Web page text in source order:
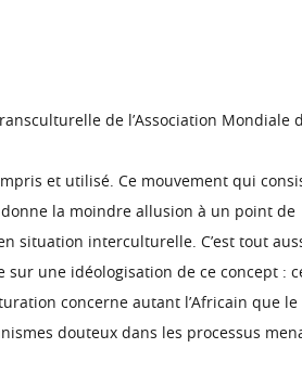
de l’Association Mondiale
et utilisé. Ce mouvement qui
la moindre allusion à un point de
situation interculturelle. C’est tout
sur une idéologisation de ce concept :
concerne autant l’Africain que le
douteux dans les processus